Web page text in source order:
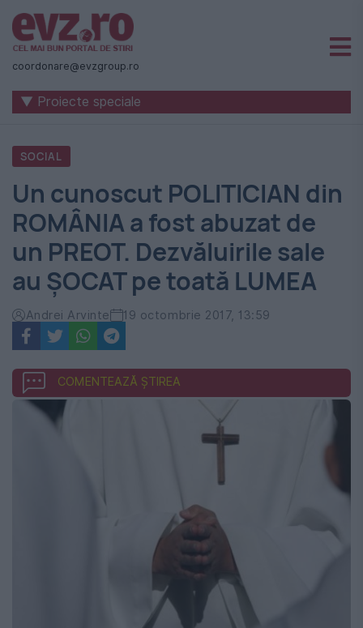
Știri
naționale
internaționale
România
-
Evenimentul
Zilei
coordonare@evzgroup.ro
▼ Proiecte speciale
SOCIAL
Un cunoscut POLITICIAN din
ROMÂNIA a fost abuzat de
un PREOT. Dezvăluirile sale
au ŞOCAT pe toată LUMEA
Andrei Arvinte 19 octombrie 2017, 13:59
COMENTEAZĂ ȘTIREA